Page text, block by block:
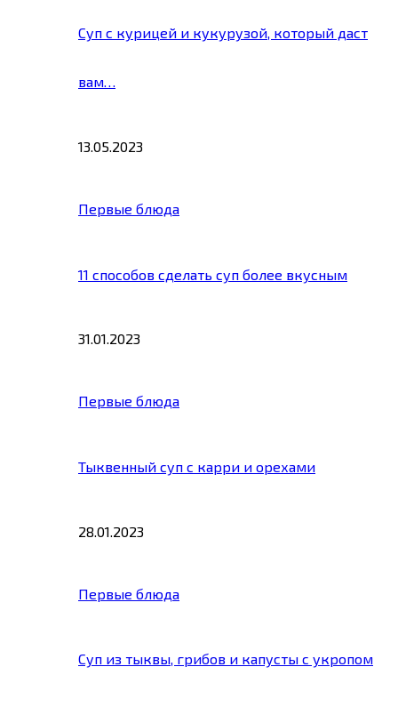
Суп с курицей и кукурузой, который даст
вам…
13.05.2023
Первые блюда
11 способов сделать суп более вкусным
31.01.2023
Первые блюда
Тыквенный суп с карри и орехами
28.01.2023
Первые блюда
Суп из тыквы, грибов и капусты с укропом